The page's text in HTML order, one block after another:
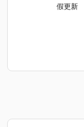
假更新